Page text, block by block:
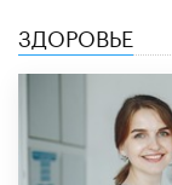
ЗДОРОВЬЕ